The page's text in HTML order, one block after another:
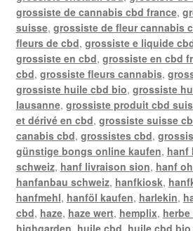
grossiste de cannabis cbd france,
suisse, grossiste de fleur cannabis
fleurs de cbd, grossiste e liquide
grossiste en cbd, grossiste en cbd
cbd, grossiste fleurs cannabis,
grossiste huile cbd bio, grossiste
lausanne, grossiste produit cbd
et dérivé en cbd, grossiste suisse
canabis cbd, grossistes cbd,
günstige bongs online kaufen, hanf
schweiz, hanf livraison sion, hanf
hanfanbau schweiz, hanfkiosk,
hanfmehl, hanföl kaufen, harlekin,
cbd, haze, haze wert, hemplix,
highgarden, huile cbd, huile cbd